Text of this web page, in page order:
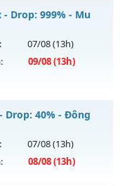
WC Ngọc
- Drop: 999% - Mu
07/08(13h)
09/08(13h)
Drop: 40% - Đông
07/08(13h)
08/08(13h)